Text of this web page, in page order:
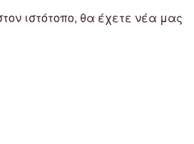
ιστότοπο, θα έχετε νέα μας